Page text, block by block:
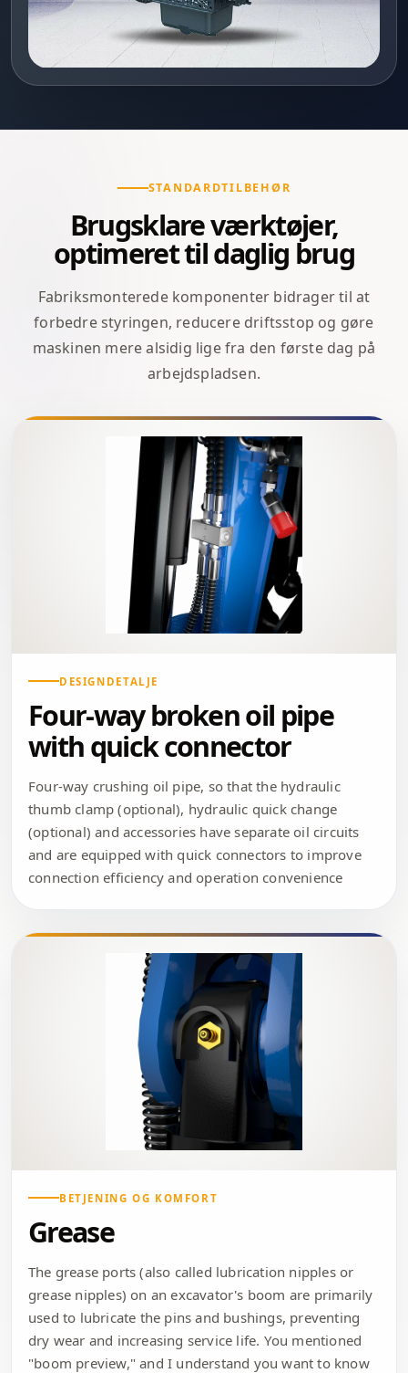
STANDARDTILBEHØR
Brugsklare værktøjer,
optimeret til daglig brug
Fabriksmonterede komponenter bidrager til at
forbedre styringen, reducere driftsstop og gøre
maskinen mere alsidig lige fra den første dag på
arbejdspladsen.
DESIGNDETALJE
Four-way broken oil pipe
with quick connector
Four-way crushing oil pipe, so that the hydraulic
thumb clamp (optional), hydraulic quick change
(optional) and accessories have separate oil circuits
and are equipped with quick connectors to improve
connection efficiency and operation convenience
BETJENING OG KOMFORT
Grease
The grease ports (also called lubrication nipples or
grease nipples) on an excavator's boom are primarily
used to lubricate the pins and bushings, preventing
dry wear and increasing service life. You mentioned
"boom preview," and I understand you want to know